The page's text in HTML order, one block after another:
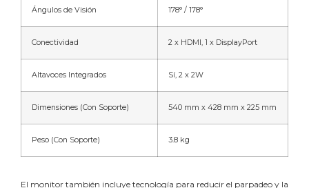
Ángulos de Visión 178° / 178°
Conectividad 2 x HDMI, 1 x DisplayPort
Altavoces Integrados Sí, 2 x 2W
Dimensiones (Con Soporte) 540 mm x 428 mm x 225 mm
Peso (Con Soporte) 3.8 kg
El monitor también incluye tecnología para reducir el parpadeo y la